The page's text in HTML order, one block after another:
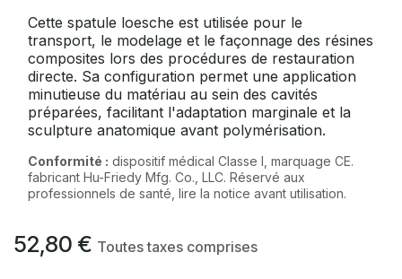
Cette spatule loesche est utilisée pour le
transport, le modelage et le façonnage des résines
composites lors des procédures de restauration
directe. Sa configuration permet une application
minutieuse du matériau au sein des cavités
préparées, facilitant l'adaptation marginale et la
sculpture anatomique avant polymérisation.
Conformité : dispositif médical Classe I, marquage CE.
fabricant Hu-Friedy Mfg. Co., LLC. Réservé aux
professionnels de santé, lire la notice avant utilisation.
52,80 € Toutes taxes comprises